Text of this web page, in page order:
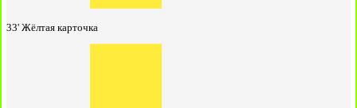
33' Жёлтая карточка